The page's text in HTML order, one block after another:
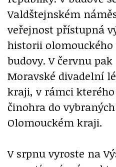
Valdštejnském
veřejnost přístupná
historii
budovy. V červnu
Moravské divadelní
kraji, v rámci
činohra do
Olomouckém kraji.
V srpnu vyroste na